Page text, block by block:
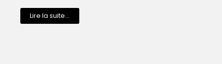
Lire la suite...